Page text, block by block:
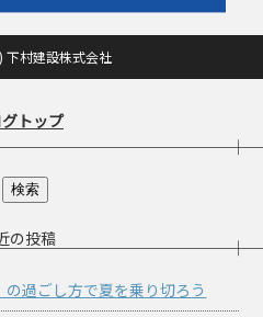
下村建設株式会社
トップ
の投稿
過ごし方で夏を乗り切ろう